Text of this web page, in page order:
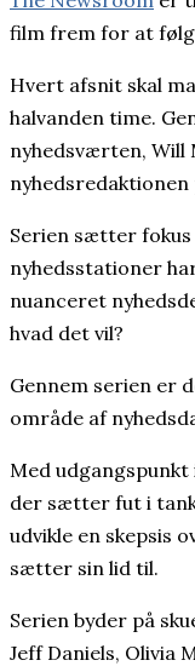
film frem for at
Hvert afsnit skal
halvanden time.
nyhedsværten, Will
nyhedsredaktionen
Serien sætter
nyhedsstationer
nuanceret
hvad det vil?
Gennem serien er
område af
Med
der sætter fut i
udvikle en skepsis
sætter sin lid til.
Serien byder på
Jeff Daniels, Olivia